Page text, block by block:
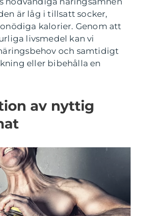
är låg i tillsatt socker,
kalorier. Genom att
livsmedel kan vi
och samtidigt
eller bibehålla en
av nyttig